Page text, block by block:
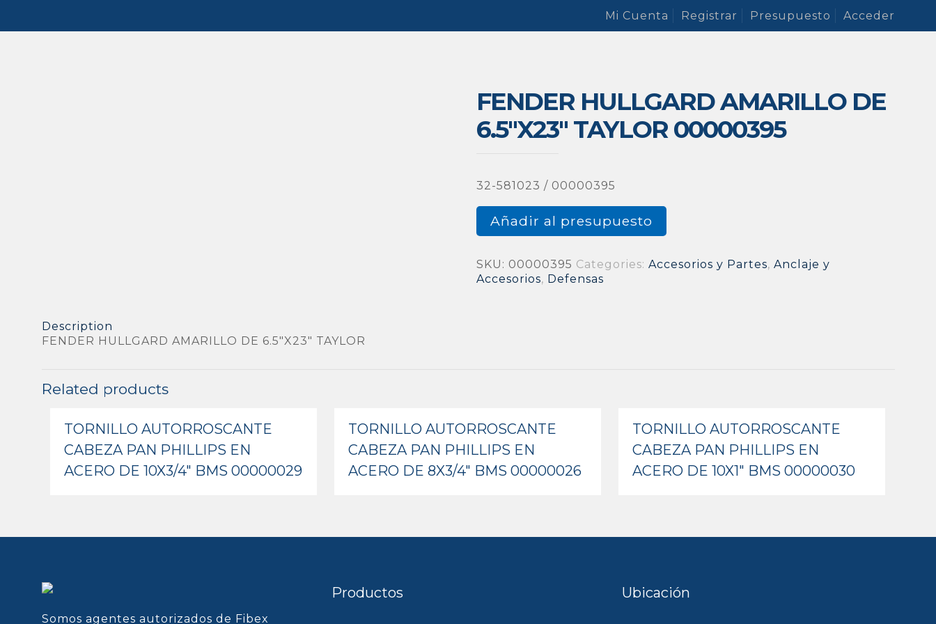
Mi Cuenta Registrar Presupuesto Acceder
FENDER HULLGARD AMARILLO DE
6.5″X23″ TAYLOR 00000395
32-581023 / 00000395
Añadir al presupuesto
SKU: 00000395 Categories:Accesorios y Partes,Anclaje y
Accesorios, Defensas
Description
FENDER HULLGARD AMARILLO DE 6.5″X23″ TAYLOR
Related products
TORNILLO AUTORROSCANTE
CABEZA PAN PHILLIPS EN
ACERO DE 10X3/4″ BMS 00000029
TORNILLO AUTORROSCANTE
CABEZA PAN PHILLIPS EN
ACERO DE 8X3/4″ BMS 00000026
TORNILLO AUTORROSCANTE
CABEZA PAN PHILLIPS EN
ACERO DE 10X1″ BMS 00000030
Somos agentes autorizados de Fibex
Productos Ubicación